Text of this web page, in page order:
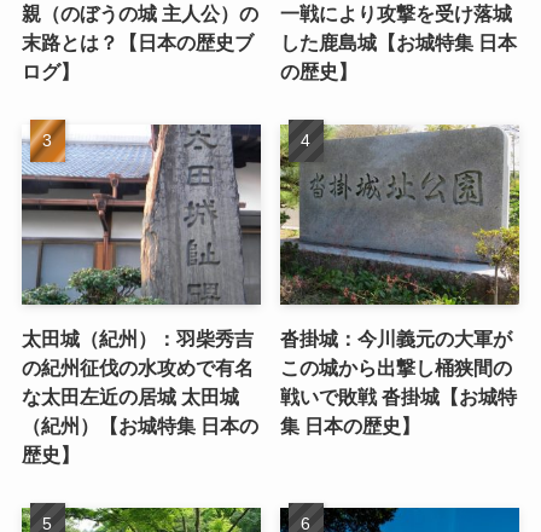
親（のぼうの城 主人公）の
末路とは？【日本の歴史ブ
ログ】
一戦により攻撃を受け落城
した鹿島城【お城特集 日本
の歴史】
太田城（紀州）：羽柴秀吉
の紀州征伐の水攻めで有名
な太田左近の居城 太田城
（紀州）【お城特集 日本の
歴史】
沓掛城：今川義元の大軍が
この城から出撃し桶狭間の
戦いで敗戦 沓掛城【お城特
集 日本の歴史】